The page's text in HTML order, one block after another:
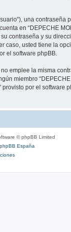
una
en “DEPECHE
y su
usted tiene la
el software phpBB.
emplee la misma
miembro
por el software
© phpBB Limited
phpBB España